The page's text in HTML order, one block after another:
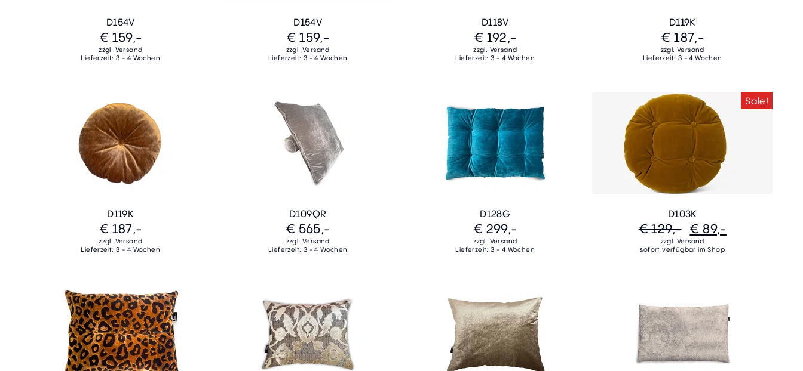
D154V
€ 159,-
zzgl. Versand
Lieferzeit: 3 - 4 Wochen
D154V
€ 159,-
zzgl. Versand
Lieferzeit: 3 - 4 Wochen
D118V
€ 192,-
zzgl. Versand
Lieferzeit: 3 - 4 Wochen
D119K
€ 187,-
zzgl. Versand
Lieferzeit: 3 - 4 Wochen
D119K
€ 187,-
zzgl. Versand
Lieferzeit: 3 - 4 Wochen
D109QR
€ 565,-
zzgl. Versand
Lieferzeit: 3 - 4 Wochen
D128G
€ 299,-
zzgl. Versand
Lieferzeit: 3 - 4 Wochen
Sale!
D103K
€ 129,- € 89,-
zzgl. Versand
sofort verfügbar im Shop